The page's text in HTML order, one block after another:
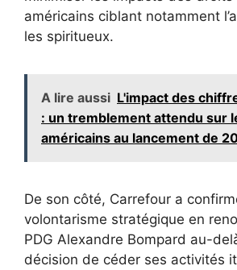
américains ciblant notamment
les spiritueux.
A lire aussi L'impact des
: un tremblement attendu sur
américains au lancement de
De son côté, Carrefour a
volontarisme stratégique en
PDG Alexandre Bompard au-
décision de céder ses activités